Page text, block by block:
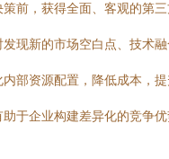
前，获得全面、客观的第
现新的市场空白点、技术
部资源配置，降低成本，
于企业构建差异化的竞争